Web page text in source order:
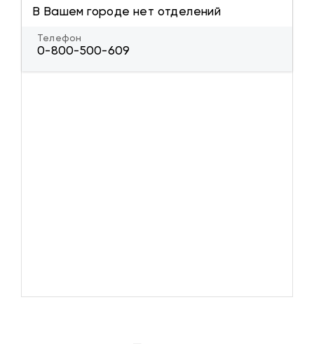
В Вашем городе нет отделений
Телефон
0-800-500-609